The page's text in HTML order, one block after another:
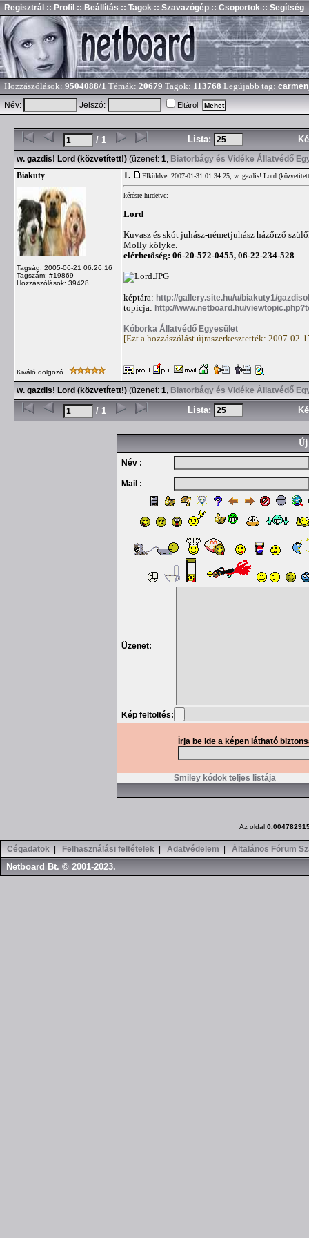
Regisztrál :: Profil :: Beállítás :: Tagok :: Szavazógép :: Csoportok :: Segítség
Hozzászólások: 9504088/1 Témák: 20679 Tagok: 113768 Legújabb tag:
Név:
Jelszó: Eltárol
/ 1 Lista:
w. gazdis! Lord (közvetített!) (üzenet: 1, Biatorbágy és Vidéke Állatvédő
Biakuty
Tagság: 2005-06-21 06:26:16
Tagszám: #19869
Hozzászólások: 39428
1. Elküldve: 2007-01-31 01:34:25, w. gazdis! Lord
kérésre hirdetve:
Lord
Kuvasz és skót juhász-németjuhász házőrző
Molly kölyke.
elérhetőség: 06-20-572-0455, 06-22-234-528
képtára: http://gallery.site.hu/u/biakuty1/
topicja: http://www.netboard.hu/
Kóborka Állatvédő Egyesület
[Ezt a hozzászólást újraszerkesztették: 2007-02-
Kiváló dolgozó
w. gazdis! Lord (közvetített!) (üzenet: 1, Biatorbágy és Vidéke Állatvédő
/ 1 Lista:
Új
Név :
Mail :
Üzenet:
Kép feltöltés:
Írja be ide a képen látható
Smiley kódok teljes listája
Az oldal
Cégadatok Felhasználási feltételek Adatvédelem Általános Fórum
Netboard Bt. © 2001-2023.